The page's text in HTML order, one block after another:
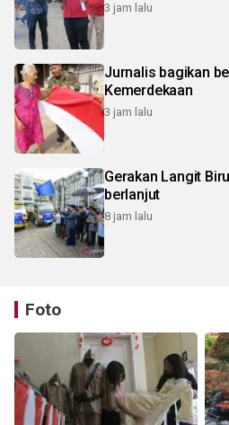
3 jam lalu
Jurnalis bagikan
Kemerdekaan
3 jam lalu
Gerakan Langit
berlanjut
8 jam lalu
Foto